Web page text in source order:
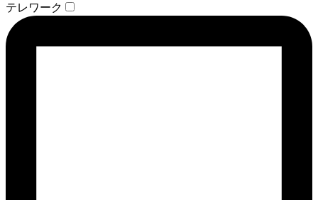
テレワーク